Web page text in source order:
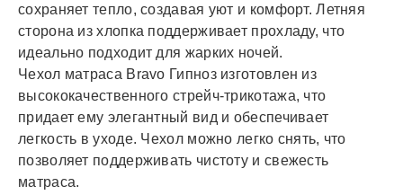
сохраняет тепло, создавая уют и комфорт. Летняя
сторона из хлопка поддерживает прохладу, что
идеально подходит для жарких ночей.
Чехол матраса Bravo Гипноз изготовлен из
высококачественного стрейч-трикотажа, что
придает ему элегантный вид и обеспечивает
легкость в уходе. Чехол можно легко снять, что
позволяет поддерживать чистоту и свежесть
матраса.